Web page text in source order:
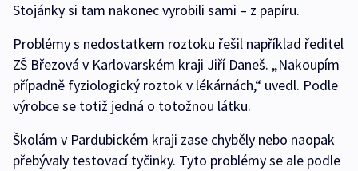
Stojánky si tam nakonec vyrobili sami – z papíru.
Problémy s nedostatkem roztoku řešil například ředitel
ZŠ Březová v Karlovarském kraji Jiří Daneš. „Nakoupím
případně fyziologický roztok v lékárnách,“ uvedl. Podle
výrobce se totiž jedná o totožnou látku.
Školám v Pardubickém kraji zase chyběly nebo naopak
přebývaly testovací tyčinky. Tyto problémy se ale podle